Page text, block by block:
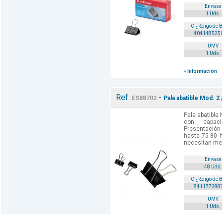
Envase
1 Uds.
Cï¿½digo de
UMV
1 Uds.
+ Información
Ref. ES88702- Pala abatible Mod. 2
Pala
con
hasta 75-80
necesitan
Envase
48 Uds.
Cï¿½digo de
UMV
1 Uds.